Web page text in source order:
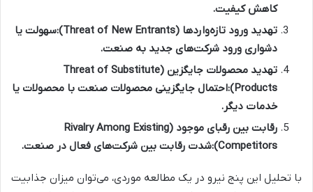
کاهش کیفیت.
تهدید ورود تازه‌واردها (Threat of New Entrants):
سهولت یا
دشواری ورود شرکت‌های جدید به صنعت.
تهدید محصولات جایگزین (Threat of Substitute
Products): احتمال جایگزینی محصولات صنعت با محصولات یا
خدمات دیگر.
رقابت بین رقبای موجود (Rivalry Among Existing
Competitors): شدت رقابت بین شرکت‌های فعال در صنعت.
با تحلیل این پنج نیرو در یک مطالعه موردی، می‌توان میزان جذابیت